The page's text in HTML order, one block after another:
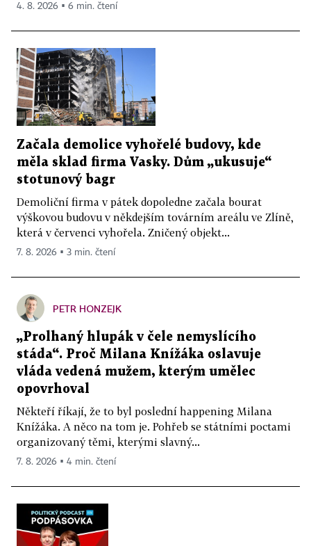
4. 8. 2026 ▪ 6 min. čtení
Začala demolice vyhořelé budovy, kde
měla sklad firma Vasky. Dům „ukusuje“
stotunový bagr
Demoliční firma v pátek dopoledne začala bourat
výškovou budovu v někdejším továrním areálu ve Zlíně,
která v červenci vyhořela. Zničený objekt...
7. 8. 2026 ▪ 3 min. čtení
PETR HONZEJK
„Prolhaný hlupák v čele nemyslícího
stáda“. Proč Milana Knížáka oslavuje
vláda vedená mužem, kterým umělec
opovrhoval
Někteří říkají, že to byl poslední happening Milana
Knížáka. A něco na tom je. Pohřeb se státními poctami
organizovaný těmi, kterými slavný...
7. 8. 2026 ▪ 4 min. čtení